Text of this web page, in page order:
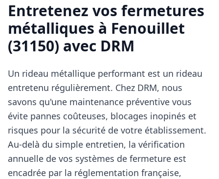
Entretenez vos fermetures
métalliques à Fenouillet
(31150) avec DRM
Un rideau métallique performant est un rideau
entretenu régulièrement. Chez DRM, nous
savons qu'une maintenance préventive vous
évite pannes coûteuses, blocages inopinés et
risques pour la sécurité de votre établissement.
Au-delà du simple entretien, la vérification
annuelle de vos systèmes de fermeture est
encadrée par la réglementation française,